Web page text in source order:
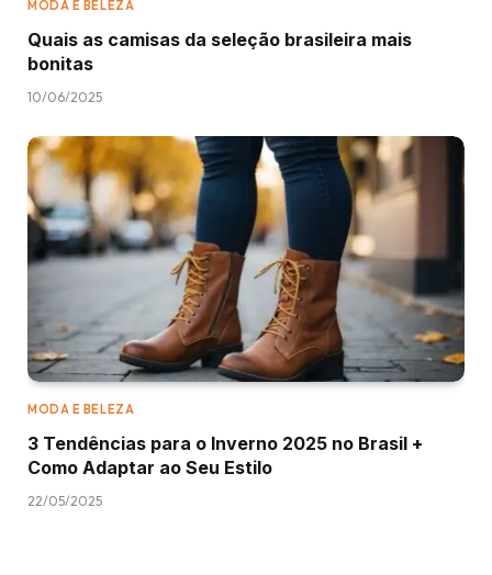
MODA E BELEZA
Quais as camisas da seleção brasileira mais
bonitas
10/06/2025
MODA E BELEZA
3 Tendências para o Inverno 2025 no Brasil +
Como Adaptar ao Seu Estilo
22/05/2025